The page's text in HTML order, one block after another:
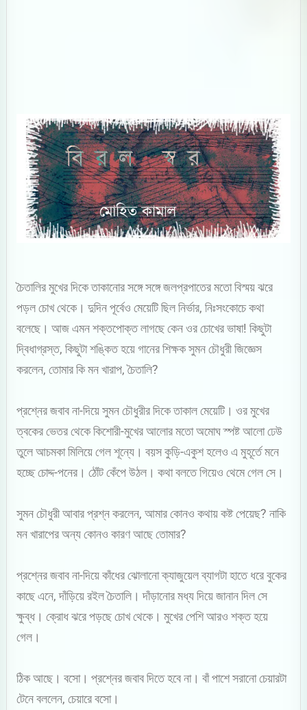
চৈতালির মুখের দিকে তাকানোর সঙ্গে সঙ্গে জলপ্রপাতের মতো বিস্ময় ঝরে
পড়ল চোখ থেকে। দুদিন পূর্বেও মেয়েটি ছিল নির্ভার, নিঃসংকোচে কথা
বলেছে। আজ এমন শক্তপোক্ত লাগছে কেন ওর চোখের ভাষা! কিছুটা
দ্বিধাগ্রস্ত, কিছুটা শঙ্কিত হয়ে গানের শিক্ষক সুমন চৌধুরী জিজ্ঞেস
করলেন, তোমার কি মন খারাপ, চৈতালি?
প্রশ্নের জবাব না-দিয়ে সুমন চৌধুরীর দিকে তাকাল মেয়েটি। ওর মুখের
ত্বকের ভেতর থেকে কিশোরী-মুখের আলোর মতো অমোঘ স্পষ্ট আলো ঢেউ
তুলে আচমকা মিলিয়ে গেল শূন্যে। বয়স কুড়ি-একুশ হলেও এ মুহূর্তে মনে
হচ্ছে চোদ্দ-পনের। ঠোঁট কেঁপে উঠল। কথা বলতে গিয়েও থেমে গেল সে।
সুমন চৌধুরী আবার প্রশ্ন করলেন, আমার কোনও কথায় কষ্ট পেয়েছ? নাকি
মন খারাপের অন্য কোনও কারণ আছে তোমার?
প্রশ্নের জবাব না-দিয়ে কাঁধের ঝোলানো ক্যাজুয়েল ব্যাগটা হাতে ধরে বুকের
কাছে এনে, দাঁড়িয়ে রইল চৈতালি। দাঁড়ানোর মধ্য দিয়ে জানান দিল সে
ক্ষুব্ধ। ক্রোধ ঝরে পড়ছে চোখ থেকে। মুখের পেশি আরও শক্ত হয়ে
গেল।
ঠিক আছে। বসো। প্রশ্নের জবাব দিতে হবে না। বাঁ পাশে সরানো চেয়ারটা
টেনে বললেন, চেয়ারে বসো।